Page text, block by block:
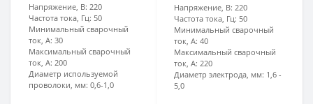
Напряжение, В: 220
Частота тока, Гц: 50
Минимальный сварочный
ток, А: 30
Максимальный сварочный
ток, А: 200
Диаметр используемой
проволоки, мм: 0,6-1,0
Напряжение, В: 220
Частота тока, Гц: 50
Минимальный сварочный
ток, А: 40
Максимальный сварочный
ток, А: 220
Диаметр электрода, мм: 1,6 -
5,0